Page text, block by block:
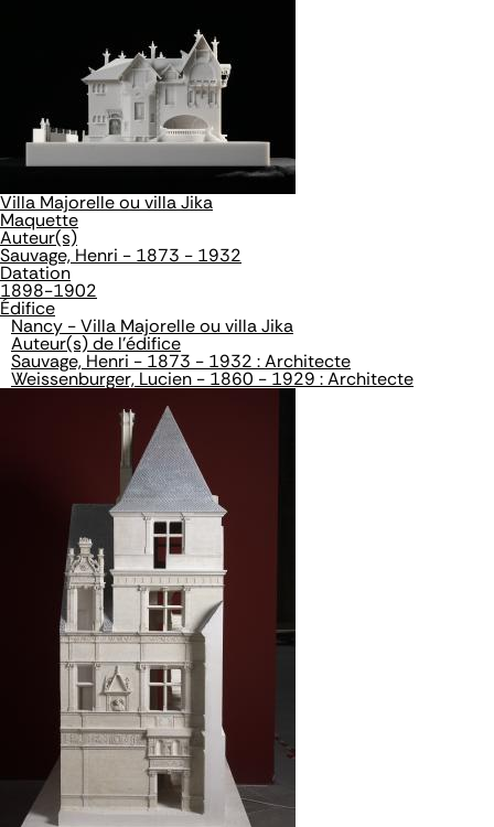
Villa Majorelle ou villa Jika
Maquette
Auteur(s)
Sauvage, Henri - 1873 - 1932
Datation
1898-1902
Édifice
Nancy - Villa Majorelle ou villa Jika
Auteur(s) de l'édifice
Sauvage, Henri - 1873 - 1932 : Architecte
Weissenburger, Lucien - 1860 - 1929 : Architecte